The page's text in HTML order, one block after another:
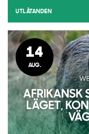
UTLÅTANDEN
14
AUG.